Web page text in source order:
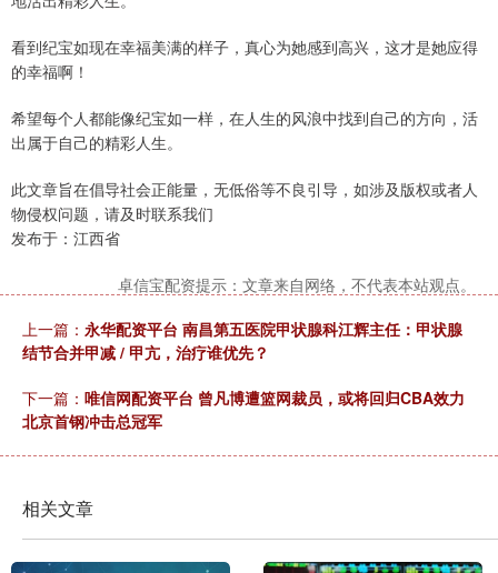
看到纪宝如现在幸福美满的样子，真心为她感到高兴，这才是她应得
的幸福啊！
希望每个人都能像纪宝如一样，在人生的风浪中找到自己的方向，活
出属于自己的精彩人生。
此文章旨在倡导社会正能量，无低俗等不良引导，如涉及版权或者人
物侵权问题，请及时联系我们
发布于：江西省
卓信宝配资提示：文章来自网络，不代表本站观点。
上一篇： 永华配资平台 南昌第五医院甲状腺科江辉主任：甲状腺
结节合并甲减 / 甲亢，治疗谁优先？
下一篇： 唯信网配资平台 曾凡博遭篮网裁员，或将回归CBA效力
北京首钢冲击总冠军
相关文章